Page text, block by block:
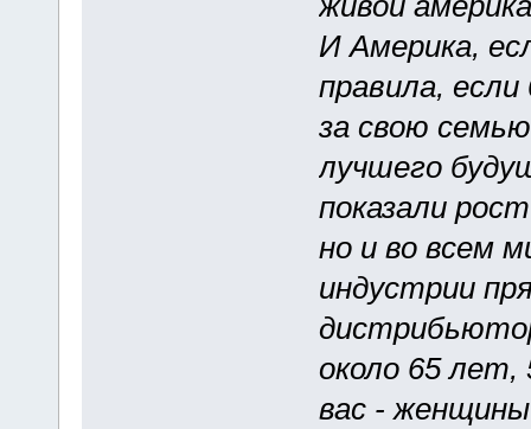
И Америка,
правила,
за свою
лучшего
показали
но и во всем
индустрии
около 65 лет,
вас -